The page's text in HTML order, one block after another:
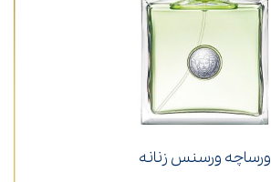
ورساچه ورسنس زنانه